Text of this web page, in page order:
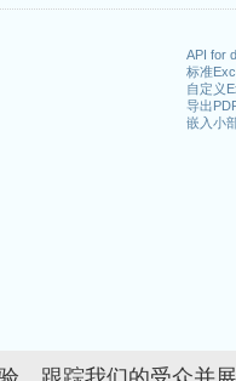
API for
标准
自定义
导出
嵌入小